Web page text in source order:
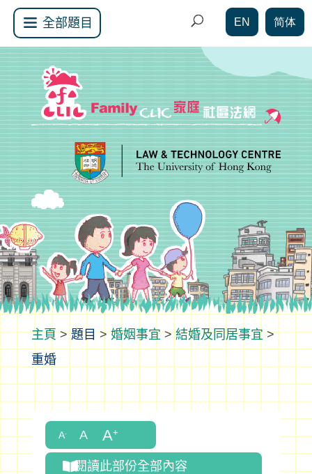
全部題目 EN 简体
>題目>婚姻事宜>結婚及同居事宜>
重婚
閱讀此部份全部內容